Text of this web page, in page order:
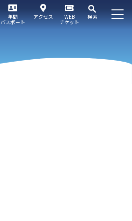
WEB
チケット
検索
年間
パスポート
アクセス